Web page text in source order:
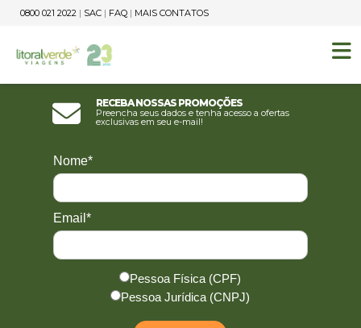
0800 021 2022 | SAC | FAQ | MAIS CONTATOS
Receba nossas promoções
Preencha seus dados e tenha acesso a ofertas
exclusivas em seu e-mail!
Nome*
Email*
Pessoa Física (CPF)
Pessoa Jurídica (CNPJ)